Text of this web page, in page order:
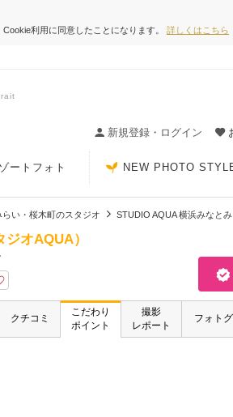
利用に同意したことになります。 詳しくはこちら
新規登録・ログイン
ートフォト NEW PHOTO
らい・桜木町のスタジオ STUDIO AQUA 横浜みなと
オAQUA）
クチコミ
こだわり
ポイント
撮影
レポート
フォト